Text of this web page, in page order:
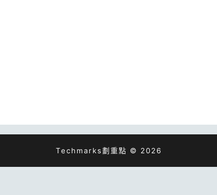
Techmarks劃重點 © 2026